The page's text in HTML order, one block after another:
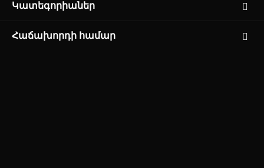
Կատեգորիաներ
Հաճախորդի համար